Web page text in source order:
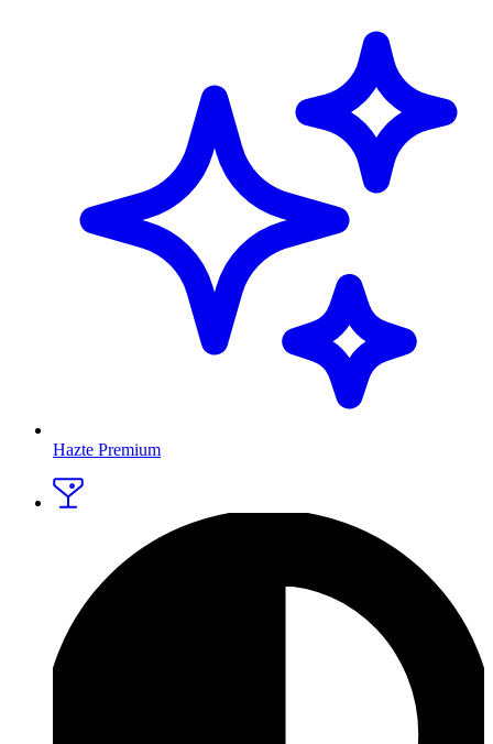
Hazte Premium